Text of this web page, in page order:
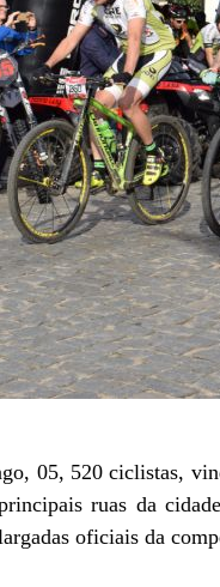
05, 520 ciclistas,
ruas da
oficiais da